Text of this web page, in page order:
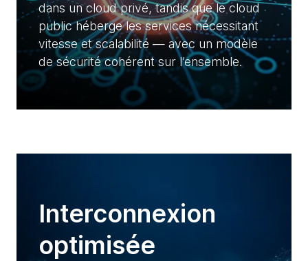
dans un cloud privé, tandis que le cloud
public héberge les services nécessitant
vitesse et scalabilité — avec un modèle
de sécurité cohérent sur l’ensemble.
Interconnexion
optimisée